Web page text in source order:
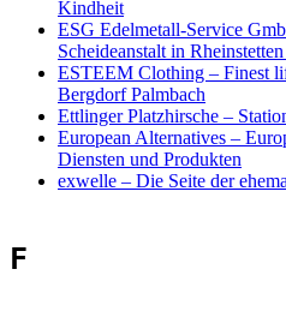
Kindheit
ESG Edelmetall-Service
Scheideanstalt in
ESTEEM Clothing – Finest
Bergdorf Palmbach
Ettlinger Platzhirsche –
European Alternatives –
Diensten und Produkten
exwelle – Die Seite der
F